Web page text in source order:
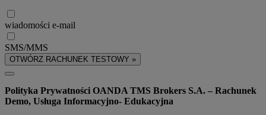
wiadomości e-mail
SMS/MMS
OTWÓRZ RACHUNEK TESTOWY »
Polityka Prywatności OANDA TMS Brokers S.A. – Rachunek
Demo, Usługa Informacyjno- Edukacyjna